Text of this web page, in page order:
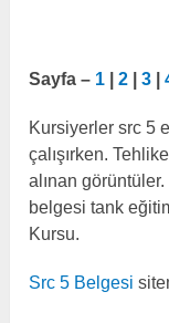
Sayfa – 1 |2 |3 |
Kursiyerler src 5
çalışırken.
alınan
belgesi tank
Kursu.
Src 5 Belgesi